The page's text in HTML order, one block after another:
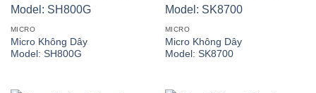
MICRO
Micro Không Dây
Model: SH800G
MICRO
Micro Không Dây
Model: SK8700